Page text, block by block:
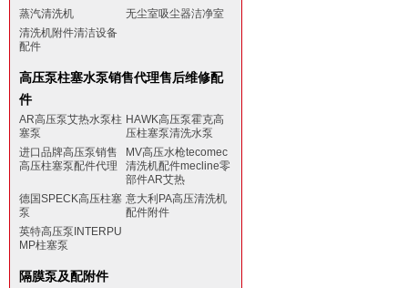
蒸汽清洗机
无尘室吸尘器洁净室
清洗机附件清洁设备
配件
高压泵柱塞水泵销售代理售后维修配
件
AR高压泵艾热水泵柱
塞泵
HAWK高压泵霍克高
压柱塞泵清洗水泵
进口品牌高压泵销售
高压柱塞泵配件代理
MV高压水枪tecomec
清洗机配件mecline零
部件AR艾热
德国SPECK高压柱塞
泵
意大利PA高压清洗机
配件附件
英特高压泵INTERPU
MP柱塞泵
隔膜泵及配附件